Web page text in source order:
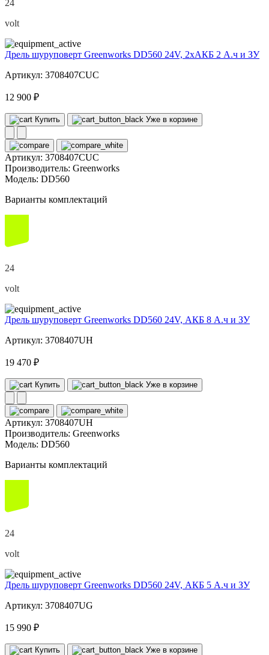
24
volt
Дрель шуруповерт Greenworks DD560 24V, 2хАКБ 2 А.ч и ЗУ
Артикул: 3708407CUC
12 900 ₽
Купить Уже в корзине
Артикул: 3708407CUC
Производитель: Greenworks
Модель: DD560
Варианты комплектаций
24
volt
Дрель шуруповерт Greenworks DD560 24V, АКБ 8 А.ч и ЗУ
Артикул: 3708407UH
19 470 ₽
Купить Уже в корзине
Артикул: 3708407UH
Производитель: Greenworks
Модель: DD560
Варианты комплектаций
24
volt
Дрель шуруповерт Greenworks DD560 24V, АКБ 5 А.ч и ЗУ
Артикул: 3708407UG
15 990 ₽
Купить Уже в корзине